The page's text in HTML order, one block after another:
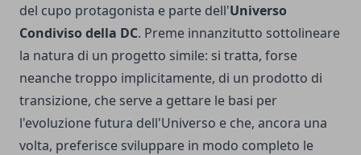
del cupo protagonista e parte dell'Universo
Condiviso della DC. Preme innanzitutto sottolineare
la natura di un progetto simile: si tratta, forse
neanche troppo implicitamente, di un prodotto di
transizione, che serve a gettare le basi per
l'evoluzione futura dell'Universo e che, ancora una
volta, preferisce sviluppare in modo completo le